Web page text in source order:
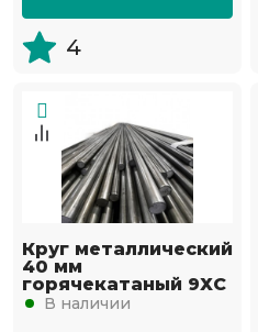
4
Круг металлический
40 мм
горячекатаный 9ХС
В наличии